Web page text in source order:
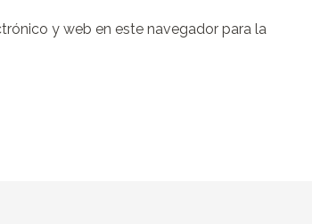
y web en este navegador para la